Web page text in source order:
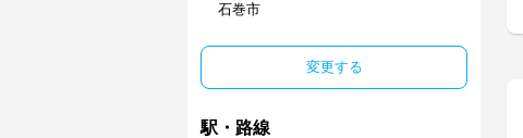
石巻市
変更する
駅・路線